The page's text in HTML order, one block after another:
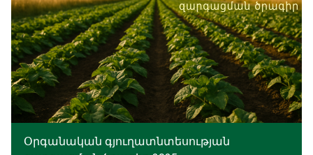
Օրգանական գյուղատնտեսության